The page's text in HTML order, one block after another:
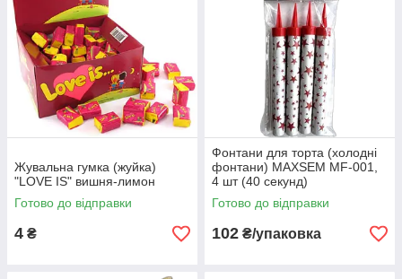
Жувальна гумка (жуйка)
"LOVE IS" вишня-лимон
Готово до відправки
4 ₴
Фонтани для торта (холодні
фонтани) MAXSEM MF-001,
4 шт (40 секунд)
Готово до відправки
102 ₴/упаковка